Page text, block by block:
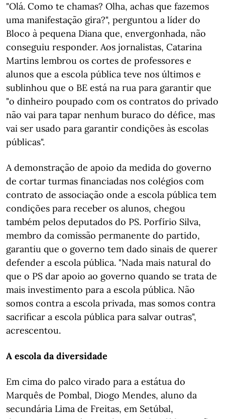
"Olá. Como te chamas? Olha, achas que fazemos
uma manifestação gira?", perguntou a líder do
Bloco à pequena Diana que, envergonhada, não
conseguiu responder. Aos jornalistas, Catarina
Martins lembrou os cortes de professores e
alunos que a escola pública teve nos últimos e
sublinhou que o BE está na rua para garantir que
"o dinheiro poupado com os contratos do privado
não vai para tapar nenhum buraco do défice, mas
vai ser usado para garantir condições às escolas
públicas".
A demonstração de apoio da medida do governo
de cortar turmas financiadas nos colégios com
contrato de associação onde a escola pública tem
condições para receber os alunos, chegou
também pelos deputados do PS. Porfírio Silva,
membro da comissão permanente do partido,
garantiu que o governo tem dado sinais de querer
defender a escola pública. "Nada mais natural do
que o PS dar apoio ao governo quando se trata de
mais investimento para a escola pública. Não
somos contra a escola privada, mas somos contra
sacrificar a escola pública para salvar outras",
acrescentou.
A escola da diversidade
Em cima do palco virado para a estátua do
Marquês de Pombal, Diogo Mendes, aluno da
secundária Lima de Freitas, em Setúbal,